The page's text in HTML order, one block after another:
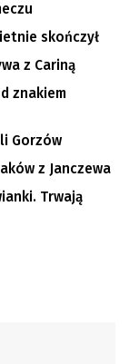
skończył
z Cariną
znakiem
Gorzów
z Janczewa
Trwają